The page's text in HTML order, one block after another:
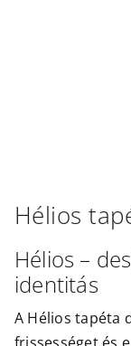
Hélios
Hélios –
identitás
A Hélios tapéta